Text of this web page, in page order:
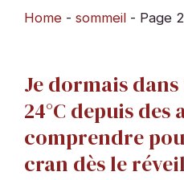
Home - sommeil - Page 2
Je dormais
24°C depuis des
comprendre
cran dès le